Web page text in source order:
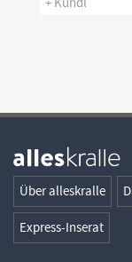
Über alleskralle
Express-Inserat